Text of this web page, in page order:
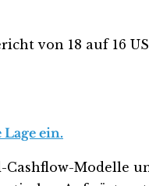
von 18 auf 16
ein.
Cashflow-Modelle